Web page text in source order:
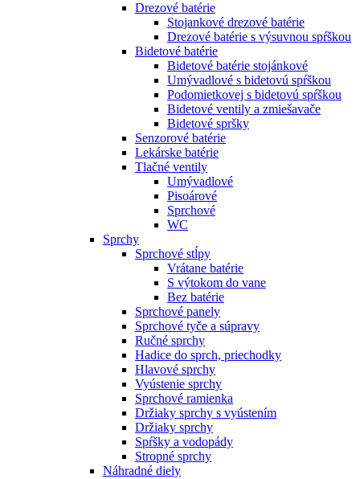
Drezové batérie
Stojankové drezové batérie
Drezové batérie s výsuvnou spŕškou
Bidetové batérie
Bidetové batérie stojánkové
Umývadlové s bidetovú spŕškou
Podomietkovej s bidetovú spŕškou
Bidetové ventily a zmiešavače
Bidetové spršky
Senzorové batérie
Lekárske batérie
Tlačné ventily
Umývadlové
Pisoárové
Sprchové
WC
Sprchy
Sprchové stĺpy
Vrátane batérie
S výtokom do vane
Bez batérie
Sprchové panely
Sprchové tyče a súpravy
Ručné sprchy
Hadice do sprch, priechodky
Hlavové sprchy
Vyústenie sprchy
Sprchové ramienka
Držiaky sprchy s vyústením
Držiaky sprchy
Spŕšky a vodopády
Stropné sprchy
Náhradné diely